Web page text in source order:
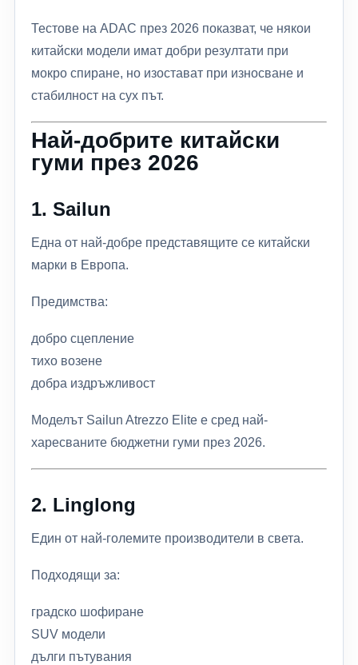
Тестове на ADAC през 2026 показват, че някои
китайски модели имат добри резултати при
мокро спиране, но изостават при износване и
стабилност на сух път.
Най-добрите китайски
гуми през 2026
1. Sailun
Една от най-добре представящите се китайски
марки в Европа.
Предимства:
добро сцепление
тихо возене
добра издръжливост
Моделът Sailun Atrezzo Elite е сред най-
харесваните бюджетни гуми през 2026.
2. Linglong
Един от най-големите производители в света.
Подходящи за:
градско шофиране
SUV модели
дълги пътувания